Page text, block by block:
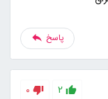
پاسخ
2
0